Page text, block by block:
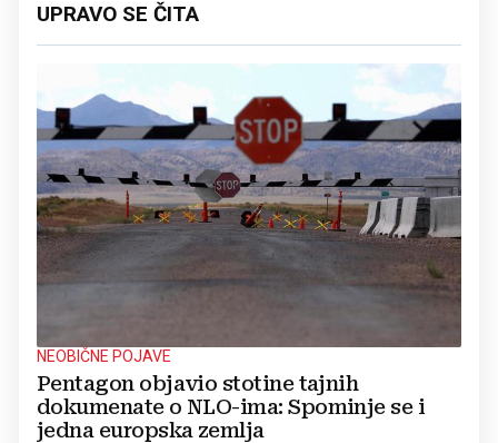
UPRAVO SE ČITA
NEOBIČNE POJAVE
Pentagon objavio stotine tajnih
dokumenate o NLO-ima: Spominje se i
jedna europska zemlja